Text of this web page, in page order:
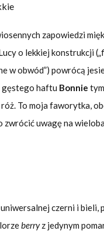
zapowiedzi
o lekkiej konstrukcji
w obwód”) powrócą
gęstego haftu Bonnie
To moja faworytka,
zwrócić uwagę na
czerni i bieli,
berryz jedynym